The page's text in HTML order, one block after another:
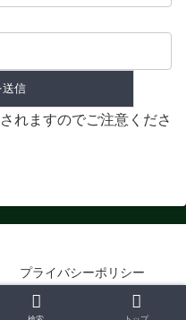
れますのでご注意くださ
プライバシーポリシー
のおしごと.